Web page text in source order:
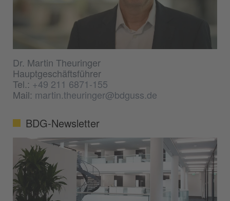
Dr. Martin Theuringer
Hauptgeschäftsführer
Tel.:+49 211 6871-155
Mail: martin.theuringer@bdguss.de
BDG-Newsletter